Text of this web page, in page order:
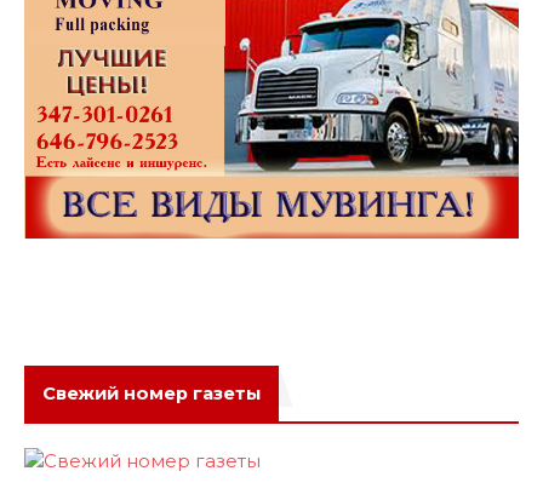
Популярное Новое Обсуждаемое